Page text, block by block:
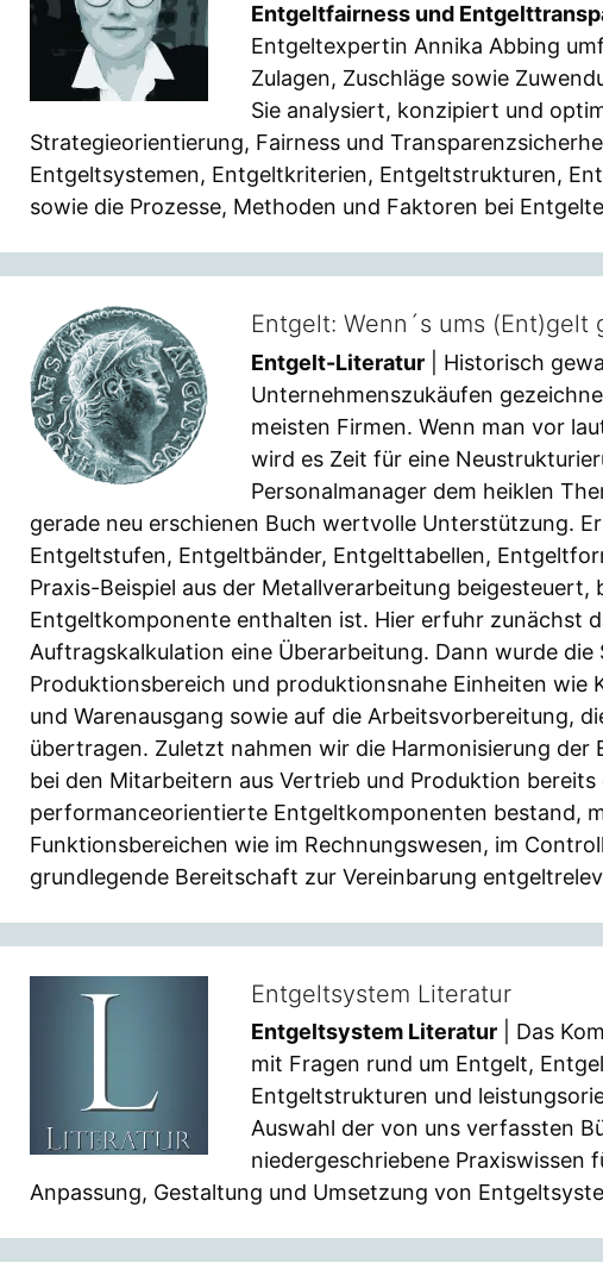
Entgeltfairness und
Entgeltexpertin Annika Abbing
Zulagen, Zuschläge sowie
Sie analysiert, konzipiert und
Strategieorientierung, Fairness und
Entgeltsystemen, Entgeltkriterien, Entgeltstrukturen,
sowie die Prozesse, Methoden und Faktoren bei
Entgelt: Wenn´s ums (Ent)gelt
Entgelt-Literatur | Historisch
Unternehmenszukäufen
meisten Firmen. Wenn man vor
wird es Zeit für eine
Personalmanager dem heiklen
gerade neu erschienen Buch wertvolle Unterstützung.
Entgeltstufen, Entgeltbänder, Entgelttabellen,
Praxis-Beispiel aus der Metallverarbeitung beigesteuert,
Entgeltkomponente enthalten ist. Hier erfuhr zunächst
Auftragskalkulation eine Überarbeitung. Dann wurde
Produktionsbereich und produktionsnahe Einheiten wie
und Warenausgang sowie auf die Arbeitsvorbereitung,
übertragen. Zuletzt nahmen wir die Harmonisierung
bei den Mitarbeitern aus Vertrieb und Produktion
performanceorientierte Entgeltkomponenten bestand,
Funktionsbereichen wie im Rechnungswesen, im
grundlegende Bereitschaft zur Vereinbarung
Entgeltsystem Literatur
Entgeltsystem Literatur | Das
mit Fragen rund um Entgelt,
Entgeltstrukturen und
Auswahl der von uns verfassten
niedergeschriebene Praxiswissen
Anpassung, Gestaltung und Umsetzung von